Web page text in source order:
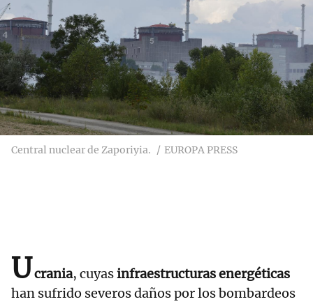
Central nuclear de Zaporiyia. EUROPA PRESS
Ucrania, cuyasinfraestructuras energéticas
han sufrido severos daños por los bombardeos